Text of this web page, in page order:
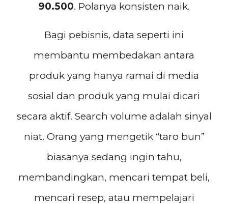
90.500. Polanya konsisten naik.
Bagi pebisnis, data seperti ini
membantu membedakan antara
produk yang hanya ramai di media
sosial dan produk yang mulai dicari
secara aktif. Search volume adalah sinyal
niat. Orang yang mengetik “taro bun”
biasanya sedang ingin tahu,
membandingkan, mencari tempat beli,
mencari resep, atau mempelajari